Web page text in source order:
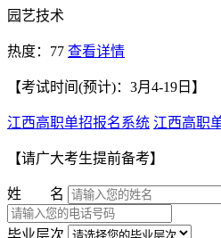
园艺技术
热度：77 查看详情
【考试时间(预计)：3月4-19日】
江西高职单招报名系统 江西高职
【请广大考生提前备考】
姓 名
毕业层次